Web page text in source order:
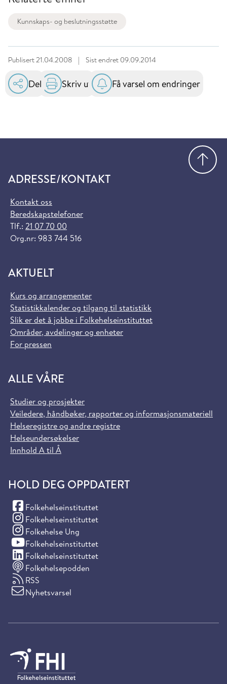
Kunnskaps- og beslutningsstøtte
Publisert21.04.2008 | Sist endret 09.09.2014
Del Skriv ut Få varsel om endringer
ADRESSE/KONTAKT
Kontakt oss
Beredskapstelefoner
Tlf.: 21 07 70 00
Org.nr: 983 744 516
AKTUELT
Kurs og arrangementer
Statistikkalender og tilgang til statistikk
Slik er det å jobbe i Folkehelseinstituttet
Områder, avdelinger og enheter
For pressen
ALLE VÅRE
Studier og prosjekter
Veiledere, håndbøker, rapporter og informasjonsmateriell
Helseregistre og andre registre
Helseundersøkelser
Innhold A til Å
HOLD DEG OPPDATERT
Folkehelseinstituttet
(Facebook)
Folkehelseinstituttet
(Instagram)
Folkehelse Ung
(Instagram)
Folkehelseinstituttet
(YouTube)
Folkehelseinstituttet
(LinkedIn)
Folkehelsepodden
RSS
Nyhetsvarsel